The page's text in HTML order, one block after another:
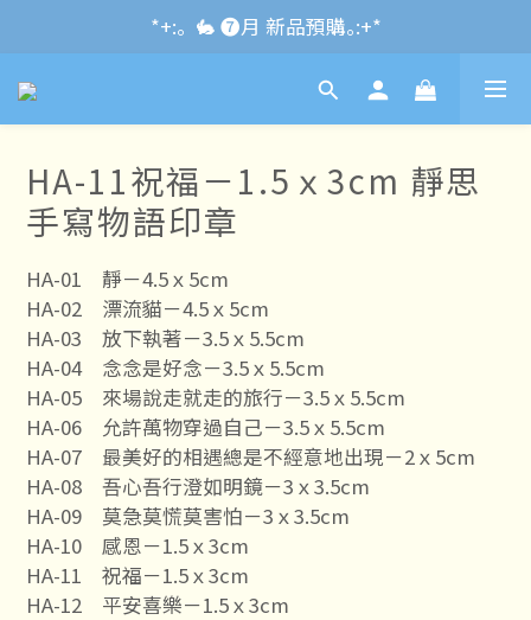
*+:｡\new / !🌌 官網消費滿千折百~RUN~:+*
*+:｡  🐇 ❼月 新品預購｡:+*
*+:｡     ❼月活動公告｡:+*
*+:｡\new / !🌌 官網消費滿千折百~RUN~:+*
HA-11祝福－1.5ｘ3cm 靜思
手寫物語印章
HA-01	靜－4.5ｘ5cm
HA-02	漂流貓－4.5ｘ5cm
HA-03	放下執著－3.5ｘ5.5cm
HA-04	念念是好念－3.5ｘ5.5cm
HA-05	來場說走就走的旅行－3.5ｘ5.5cm
HA-06	允許萬物穿過自己－3.5ｘ5.5cm
HA-07	最美好的相遇總是不經意地出現－2ｘ5cm
HA-08	吾心吾行澄如明鏡－3ｘ3.5cm
HA-09	莫急莫慌莫害怕－3ｘ3.5cm
HA-10	感恩－1.5ｘ3cm
HA-11	祝福－1.5ｘ3cm
HA-12	平安喜樂－1.5ｘ3cm